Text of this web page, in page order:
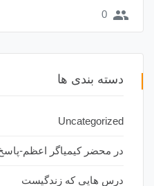
group
0
دسته بندی ها
Uncategorized
در محضر کیمیاگر اعظم-
درس هایی که زندگیست